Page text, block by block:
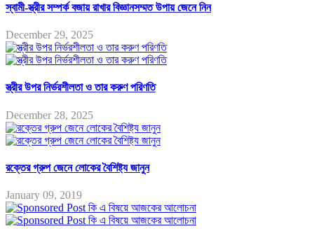
স্বামী-স্ত্রীর সম্পর্ক বজায় রাখার বিজ্ঞানসম্মত উপায় জেনে নিন
December 29, 2025
স্ত্রীর উপর নির্ভরশীলতা ও তার করুণ পরিণতি
December 28, 2025
রক্তের গ্রুপ জেনে লোকের বৈশিষ্ট্য জানুন
January 09, 2019